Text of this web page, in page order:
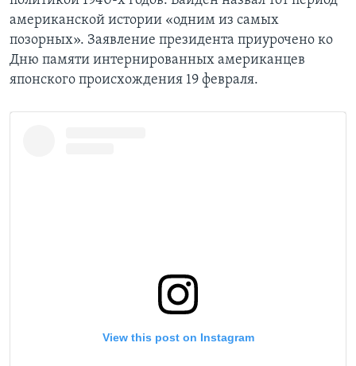
американской истории «одним из самых
позорных». Заявление президента приурочено ко
Дню памяти интернированных американцев
японского происхождения 19 февраля.